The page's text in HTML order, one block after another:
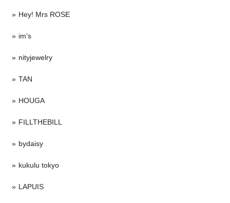
Hey! Mrs ROSE
im's
nityjewelry
TAN
HOUGA
FILLTHEBILL
bydaisy
kukulu tokyo
LAPUIS